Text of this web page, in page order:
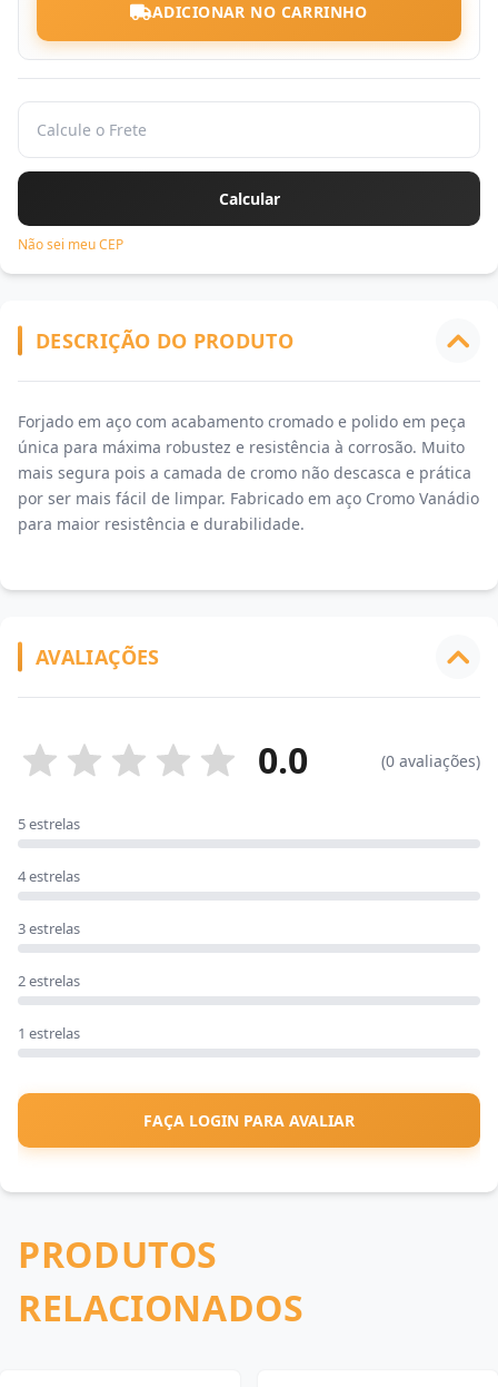
ADICIONAR NO CARRINHO
Não sei meu CEP
DESCRIÇÃO DO PRODUTO
Forjado em aço com acabamento cromado e polido em peça
única para máxima robustez e resistência à corrosão. Muito
mais segura pois a camada de cromo não descasca e prática
por ser mais fácil de limpar. Fabricado em aço Cromo Vanádio
para maior resistência e durabilidade.
AVALIAÇÕES
0.0 (0 avaliações)
5 estrelas
4 estrelas
3 estrelas
2 estrelas
1 estrelas
FAÇA LOGIN PARA AVALIAR
PRODUTOS
RELACIONADOS